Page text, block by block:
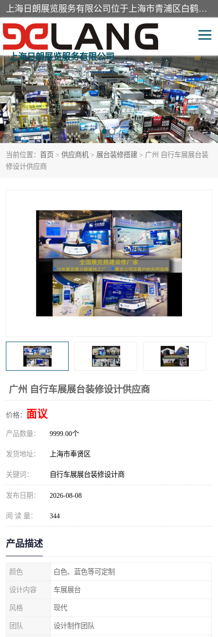
上海日朗展览服务有限公司位于上海市青浦区白鹤镇，营业范围有展览展示会务服务，室内装饰设计及施工，展示道具设计制作，舞台设计，图文设计，灯箱制作，园林绿化工程，广告装潢材料，建筑材料，办公用品，工艺礼品日用百货销售。
上海日朗展览服务有限公司
当前位置： 首页 > 供应商机 > 展台装修搭建 > 广州 自行车展展台装
修设计供应商
广州 自行车展展台装修设计供应商
价格： 面议
产品数量： 9999.00个
发货地址： 上海市奉贤区
关键词： 自行车展展台装修设计商
发布日期： 2026-08-08
阅 读 量： 344
产品描述
颜色 白色、蓝色等可定制
设计内容 车展展台
风格 现代
团队 设计制作团队
展台装修搭建 活动会议执行
展厅装修 专柜制作
展会装修设计 展会搭建
活动策划 展会服务